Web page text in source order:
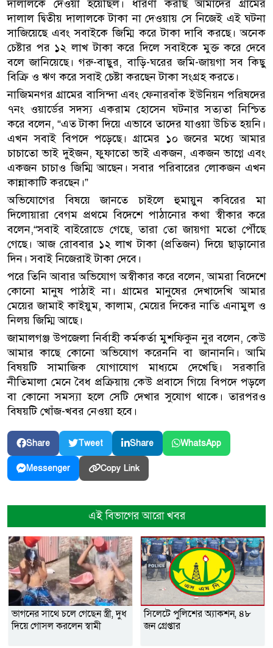
দালালকে দেওয়া হয়েছিল। ধারণা করছি আমাদের গ্রামের
দালাল দ্বিতীয় দালালকে টাকা না দেওয়ায় সে নিজেই এই ঘটনা
সাজিয়েছে এবং সবাইকে জিম্মি করে টাকা দাবি করছে। অনেক
চেষ্টার পর ১২ লাখ টাকা করে দিলে সবাইকে মুক্ত করে দেবে
বলে জানিয়েছে। গরু-বাছুর, বাড়ি-ঘরের জমি-জায়গা সব কিছু
বিক্রি ও ঋণ করে সবাই চেষ্টা করছেন টাকা সংগ্রহ করতে।
নাজিমনগর গ্রামের বাসিন্দা এবং ফেনারবাঁক ইউনিয়ন পরিষদের
৭নং ওয়ার্ডের সদস্য একরাম হোসেন ঘটনার সত্যতা নিশ্চিত
করে বলেন, “এত টাকা দিয়ে এভাবে তাদের যাওয়া উচিত হয়নি।
এখন সবাই বিপদে পড়েছে। গ্রামের ১০ জনের মধ্যে আমার
চাচাতো ভাই দুইজন, ফুফাতো ভাই একজন, একজন ভাগ্নে এবং
একজন চাচাও জিম্মি আছেন। সবার পরিবারের লোকজন এখন
কান্নাকাটি করছেন।”
অভিযোগের বিষয়ে জানতে চাইলে হুমায়ুন কবিরের মা
দিলোয়ারা বেগম প্রথমে বিদেশে পাঠানোর কথা স্বীকার করে
বলেন,“সবাই বাইরোডে গেছে, তারা তো জায়গা মতো পৌঁছে
গেছে। আজ রোববার ১২ লাখ টাকা (প্রতিজন) দিয়ে ছাড়ানোর
দিন। সবাই নিজেরাই টাকা দেবে।
পরে তিনি আবার অভিযোগ অস্বীকার করে বলেন, আমরা বিদেশে
কোনো মানুষ পাঠাই না। গ্রামের মানুষের দেখাদেখি আমার
মেয়ের জামাই কাইয়ুম, কালাম, মেয়ের দিকের নাতি এনামুল ও
নিলয় জিম্মি আছে।
জামালগঞ্জ উপজেলা নির্বাহী কর্মকর্তা মুশফিকুন নুর বলেন, কেউ
আমার কাছে কোনো অভিযোগ করেননি বা জানাননি। আমি
বিষয়টি সামাজিক যোগাযোগ মাধ্যমে দেখেছি। সরকারি
নীতিমালা মেনে বৈধ প্রক্রিয়ায় কেউ প্রবাসে গিয়ে বিপদে পড়লে
বা কোনো সমস্যা হলে সেটি দেখার সুযোগ থাকে। তারপরও
বিষয়টি খোঁজ-খবর নেওয়া হবে।
Share Tweet Share WhatsApp
Messenger Copy Link
এই বিভাগের আরো খবর
ভাগনের সাথে চলে গেছেন স্ত্রী, দুধ
দিয়ে গোসল করলেন স্বামী
সিলেটে পুলিশের অ্যাকশন, ৪৮
জন গ্রেপ্তার